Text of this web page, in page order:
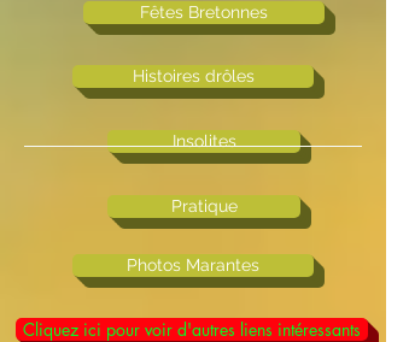
Fêtes Bretonnes
Histoires drôles
Insolites
Pratique
Photos Marantes
Cliquez ici pour voir d'autres liens intéressants